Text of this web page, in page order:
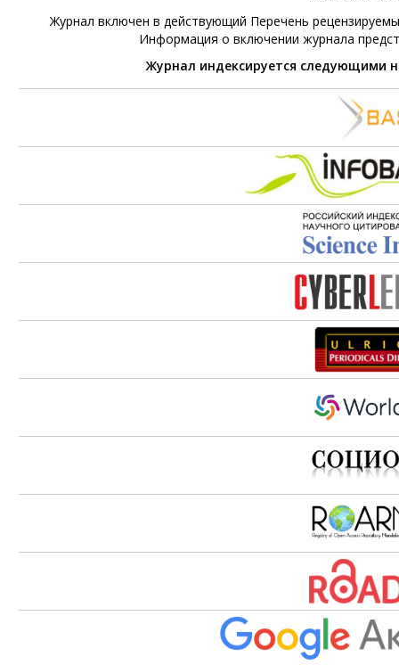
Журнал включен в действующий Перечень
Информация о включении журнала
Журнал индексируется следующими